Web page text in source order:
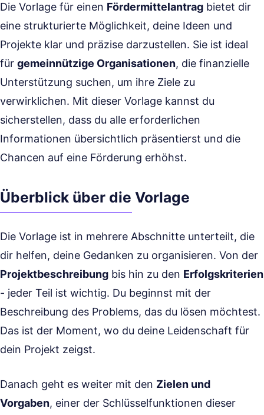
Die Vorlage für einen Fördermittelantrag bietet dir
eine strukturierte Möglichkeit, deine Ideen und
Projekte klar und präzise darzustellen. Sie ist ideal
für gemeinnützige Organisationen, die finanzielle
Unterstützung suchen, um ihre Ziele zu
verwirklichen. Mit dieser Vorlage kannst du
sicherstellen, dass du alle erforderlichen
Informationen übersichtlich präsentierst und die
Chancen auf eine Förderung erhöhst.
Überblick über die Vorlage
Die Vorlage ist in mehrere Abschnitte unterteilt, die
dir helfen, deine Gedanken zu organisieren. Von der
Projektbeschreibung bis hin zu den Erfolgskriterien
- jeder Teil ist wichtig. Du beginnst mit der
Beschreibung des Problems, das du lösen möchtest.
Das ist der Moment, wo du deine Leidenschaft für
dein Projekt zeigst.
Danach geht es weiter mit den Zielen und
Vorgaben, einer der Schlüsselfunktionen dieser